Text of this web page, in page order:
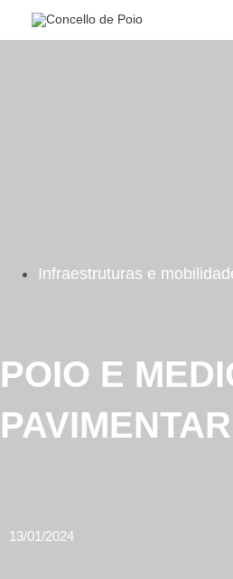
Infraestruturas e
POIO E
13/01/2024